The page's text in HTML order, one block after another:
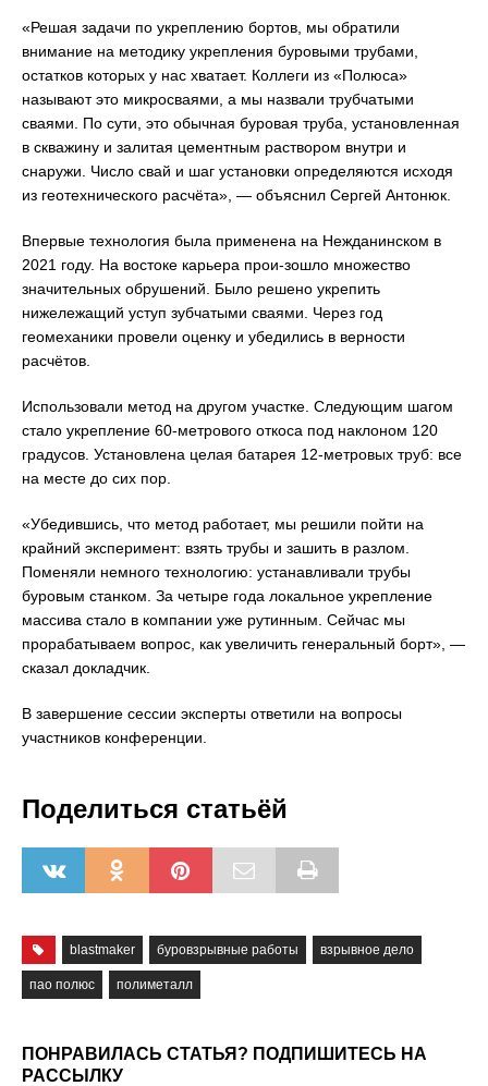
«Решая задачи по укреплению бортов, мы обратили
внимание на методику укрепления буровыми трубами,
остатков которых у нас хватает. Коллеги из «Полюса»
называют это микросваями, а мы назвали трубчатыми
сваями. По сути, это обычная буровая труба, установленная
в скважину и залитая цементным раствором внутри и
снаружи. Число свай и шаг установки определяются исходя
из геотехнического расчёта», — объяснил Сергей Антонюк.
Впервые технология была применена на Нежданинском в
2021 году. На востоке карьера прои-зошло множество
значительных обрушений. Было решено укрепить
нижележащий уступ зубчатыми сваями. Через год
геомеханики провели оценку и убедились в верности
расчётов.
Использовали метод на другом участке. Следующим шагом
стало укрепление 60-метрового откоса под наклоном 120
градусов. Установлена целая батарея 12-метровых труб: все
на месте до сих пор.
«Убедившись, что метод работает, мы решили пойти на
крайний эксперимент: взять трубы и зашить в разлом.
Поменяли немного технологию: устанавливали трубы
буровым станком. За четыре года локальное укрепление
массива стало в компании уже рутинным. Сейчас мы
прорабатываем вопрос, как увеличить генеральный борт», —
сказал докладчик.
В завершение сессии эксперты ответили на вопросы
участников конференции.
Поделиться статьёй
blastmaker буровзрывные работы взрывное дело
пао полюс полиметалл
ПОНРАВИЛАСЬ СТАТЬЯ? ПОДПИШИТЕСЬ НА
РАССЫЛКУ